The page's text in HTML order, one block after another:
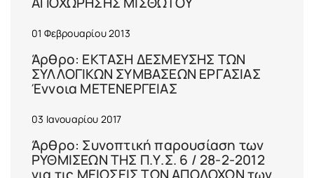
01 Φεβρουαρίου 2013
Άρθρο: ΕΚΤΑΣΗ ΔΕΣΜΕΥΣΗΣ ΤΩΝ
ΣΥΛΛΟΓΙΚΩΝ ΣΥΜΒΑΣΕΩΝ ΕΡΓΑΣΙΑΣ
Έννοια ΜΕΤΕΝΕΡΓΕΙΑΣ
03 Ιανουαρίου 2017
Άρθρο: Συνοπτική παρουσίαση των
ΡΥΘΜΙΣΕΩΝ ΤΗΣ Π.Υ.Σ. 6 / 28-2-2012